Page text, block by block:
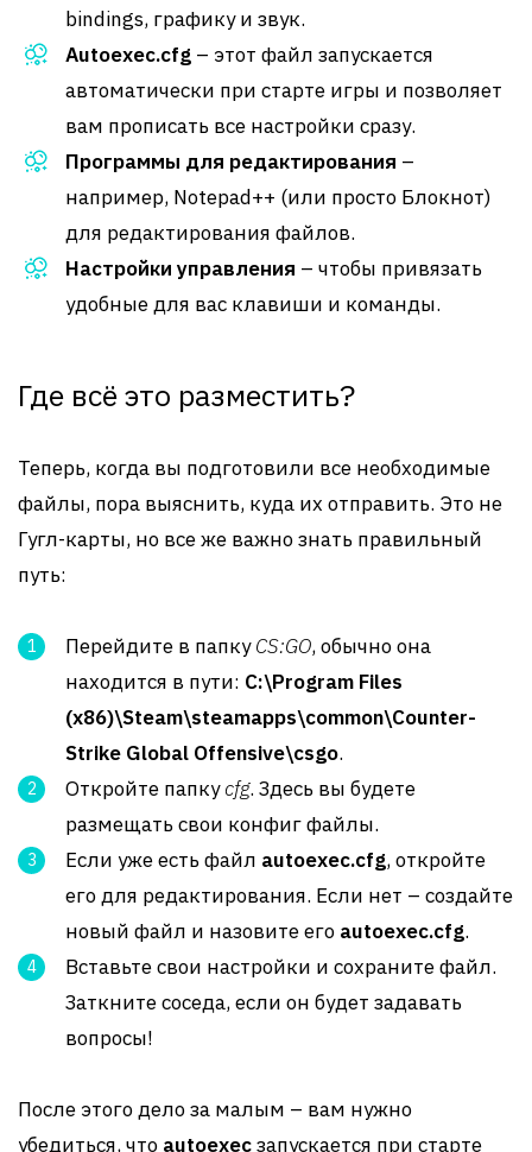
bindings, графику и звук.
Autoexec.cfg – этот файл запускается
автоматически при старте игры и позволяет
вам прописать все настройки сразу.
Программы для редактирования –
например, Notepad++ (или просто Блокнот)
для редактирования файлов.
Настройки управления – чтобы привязать
удобные для вас клавиши и команды.
Где всё это разместить?
Теперь, когда вы подготовили все необходимые
файлы, пора выяснить, куда их отправить. Это не
Гугл-карты, но все же важно знать правильный
путь:
Перейдите в папкуCS:GO, обычно она
находится в пути: C:\Program Files
(x86)\Steam\steamapps\common\Counter-
Strike Global Offensive\csgo.
Откройте папкуcfg. Здесь вы будете
размещать свои конфиг файлы.
Если уже есть файл autoexec.cfg, откройте
его для редактирования. Если нет – создайте
новый файл и назовите его autoexec.cfg.
Вставьте свои настройки и сохраните файл.
Заткните соседа, если он будет задавать
вопросы!
После этого дело за малым – вам нужно
убедиться, что autoexecзапускается при старте